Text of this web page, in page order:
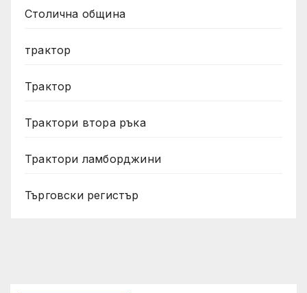
Столична община
трактор
Трактор
Трактори втора ръка
Трактори ламборджини
Търговски регистър